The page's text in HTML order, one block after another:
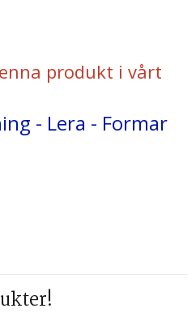
produkt i vårt
- Lera - Formar